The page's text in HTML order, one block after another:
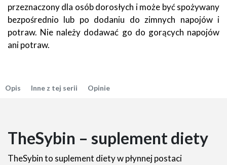
przeznaczony dla osób dorosłych i może być spożywany
bezpośrednio lub po dodaniu do zimnych napojów i
potraw. Nie należy dodawać go do gorących napojów
ani potraw.
Opis Inne z tej serii Opinie
TheSybin – suplement diety
TheSybin to suplement diety w płynnej postaci